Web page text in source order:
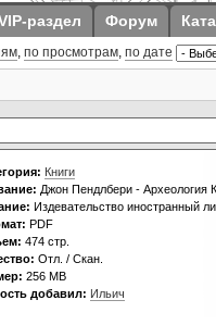
раздел Форум
, по просмотрам, по дате
Книги
Джон Пендлбери - Археология
Издевательство иностранный
PDF
474 стр.
Отл. / Скан.
256 МВ
добавил: Ильич